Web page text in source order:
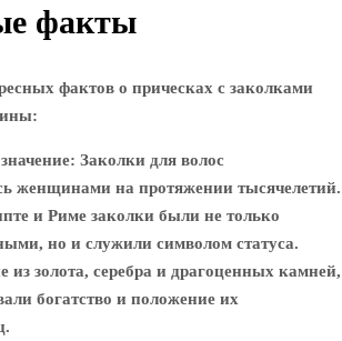
факты
фактов о прическах с заколками
: Заколки для волос
женщинами на протяжении тысячелетий.
и Риме заколки были не только
но и служили символом статуса.
из золота, серебра и драгоценных камней,
богатство и положение их